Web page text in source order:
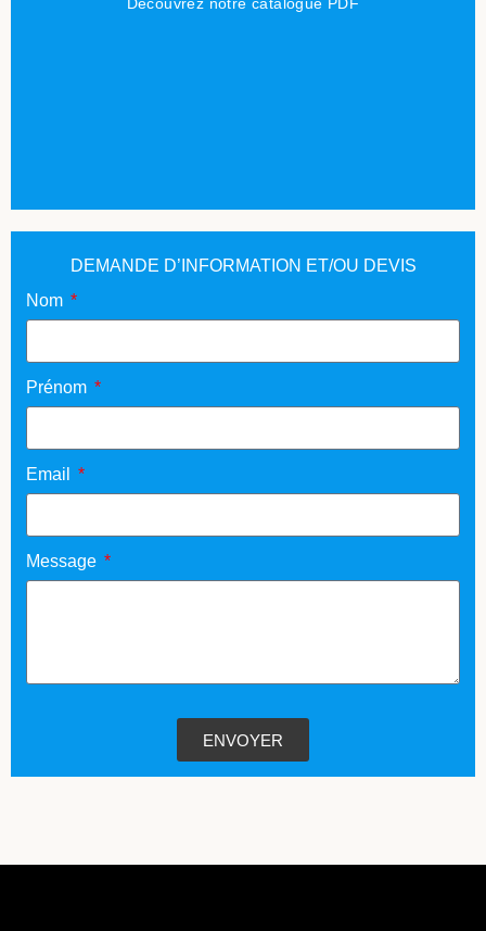
DEMANDE D’INFORMATION ET/OU DEVIS
Nom
Prénom
Email
Message
ENVOYER